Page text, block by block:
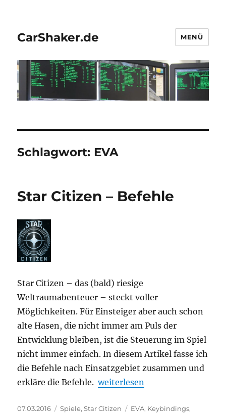
CarShaker.de MENÜ
Schlagwort: EVA
Star Citizen – Befehle
Star Citizen – das (bald) riesige
Weltraumabenteuer – steckt voller
Möglichkeiten. Für Einsteiger aber auch schon
alte Hasen, die nicht immer am Puls der
Entwicklung bleiben, ist die Steuerung im Spiel
nicht immer einfach. In diesem Artikel fasse ich
die Befehle nach Einsatzgebiet zusammen und
erkläre die Befehle.„Star Citizen – Befehle“
weiterlesen
Veröffentlicht
07.03.2016 Kategorien
Spiele,Star Citizen Schlagwörter
EVA, Keybindings,